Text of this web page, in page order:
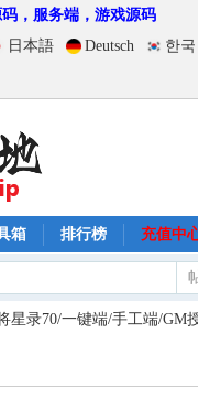
，服务端，游戏源码
日本語 Deutsch 한
箱 排行榜 充值中
星录70/一键端/手工端/GM